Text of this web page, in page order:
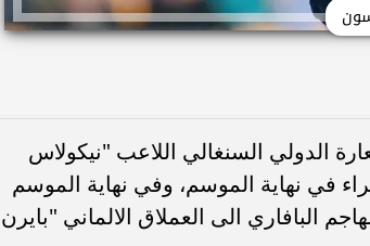
الدولي السنغالي اللاعب "نيكولاس
في نهاية الموسم، وفي نهاية الموسم
الى العملاق الالماني "بايرن